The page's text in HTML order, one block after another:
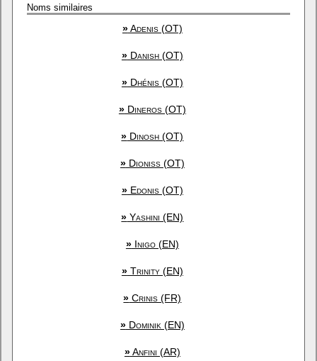
Noms similaires
»Adenis (OT)
»Danish (OT)
»Dhénis (OT)
»Dineros (OT)
» Dinosh (OT)
»Dioniss (OT)
»Edonis (OT)
» Yashini (EN)
»Inigo (EN)
»Trinity (EN)
» Crinis (FR)
»Dominik (EN)
»Anfini (AR)